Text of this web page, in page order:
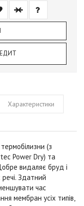
Характеристики
(з
Power Dry) та
видаляє бруд і
Здатний
час
мембран усіх типів,